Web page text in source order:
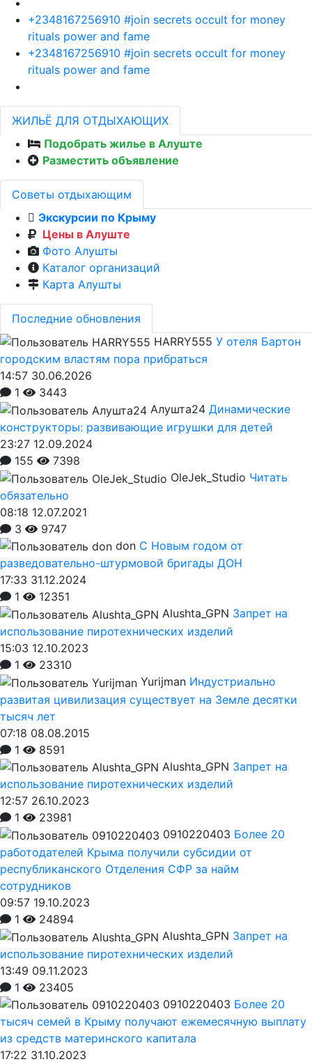
+2348167256910 #join secrets occult for money
rituals power and fame
+2348167256910 #join secrets occult for money
rituals power and fame
ЖИЛЬЁ ДЛЯ ОТДЫХАЮЩИХ
Подобрать жилье в Алуште
Разместить объявление
Советы отдыхающим
Экскурсии по Крыму
Цены в Алуште
Фото Алушты
Каталог организаций
Карта Алушты
Последние обновления
HARRY555 У отеля Бартон
городским властям пора прибраться
14:57 30.06.2026
1
3443
Алушта24 Динамические
конструкторы: развивающие игрушки для детей
23:27 12.09.2024
155
7398
OleJek_Studio Читать
обязательно
08:18 12.07.2021
3
9747
don С Новым годом от
разведовательно-штурмовой бригады ДОН
17:33 31.12.2024
1
12351
Alushta_GPN Запрет на
использование пиротехнических изделий
15:03 12.10.2023
1
23310
Yurijman Индустриально
развитая цивилизация существует на Земле десятки
тысяч лет
07:18 08.08.2015
1
8591
Alushta_GPN Запрет на
использование пиротехнических изделий
12:57 26.10.2023
1
23981
0910220403 Более 20
работодателей Крыма получили субсидии от
республиканского Отделения СФР за найм
сотрудников
09:57 19.10.2023
1
24894
Alushta_GPN Запрет на
использование пиротехнических изделий
13:49 09.11.2023
1
23405
0910220403 Более 20
тысяч семей в Крыму получают ежемесячную выплату
из средств материнского капитала
17:22 31.10.2023